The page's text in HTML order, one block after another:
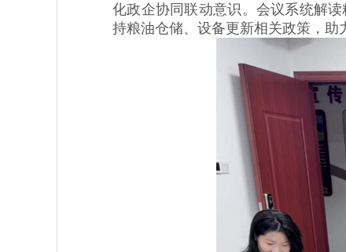
化政企协同联动意识。会议系统解
持粮油仓储、设备更新相关政策，助